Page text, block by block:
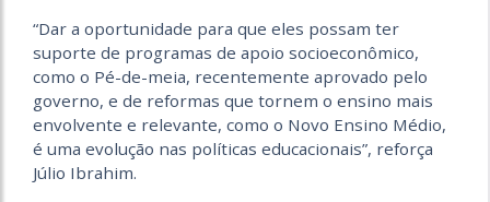
“Dar a oportunidade para que eles possam ter
suporte de programas de apoio socioeconômico,
como o Pé-de-meia, recentemente aprovado pelo
governo, e de reformas que tornem o ensino mais
envolvente e relevante, como o Novo Ensino Médio,
é uma evolução nas políticas educacionais”, reforça
Júlio Ibrahim.